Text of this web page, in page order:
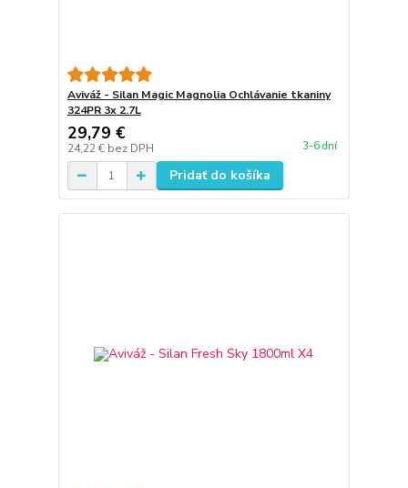
Aviváž - Silan Magic Magnolia Ochlávanie tkaniny
324PR 3x 2.7L
29,79 €
24,22 € bez DPH 3-6 dní
Pridať do košíka